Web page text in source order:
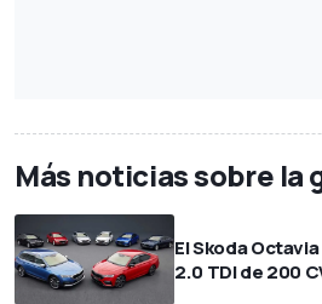
Más noticias sobre la
El Skoda
2.0 TDI de 200